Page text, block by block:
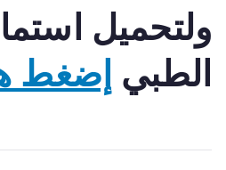
ولتحميل
الطبي إضغط